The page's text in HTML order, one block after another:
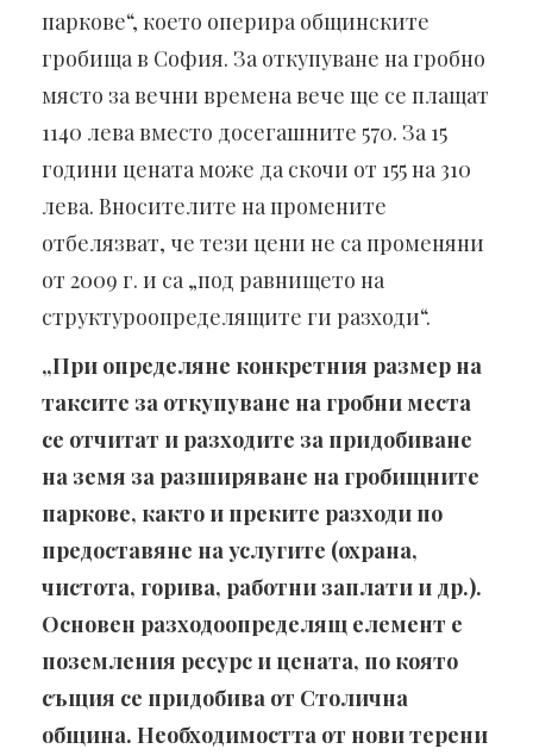
паркове“, което оперира общинските
гробища в София. За откупуване на гробно
място за вечни времена вече ще се плащат
1140 лева вместо досегашните 570. За 15
години цената може да скочи от 155 на 310
лева. Вносителите на промените
отбелязват, че тези цени не са променяни
от 2009 г. и са „под равнището на
структуроопределящите ги разходи“.
„При определяне конкретния размер на
таксите за откупуване на гробни места
се отчитат и разходите за придобиване
на земя за разширяване на гробищните
паркове, както и преките разходи по
предоставяне на услугите (охрана,
чистота, горива, работни заплати и др.).
Основен разходоопределящ елемент е
поземления ресурс и цената, по която
същия се придобива от Столична
община. Необходимостта от нови терени